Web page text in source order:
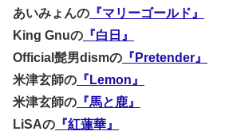
あいみょんの 『マリーゴールド』
King Gnuの 『白日』
Official髭男dismの 『Pretender』
米津玄師の 『Lemon』
米津玄師の 『馬と鹿』
LiSAの 『紅蓮華』